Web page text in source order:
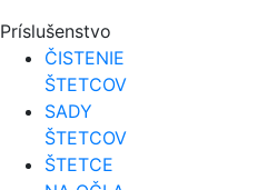
Príslušenstvo
ČISTENIE
ŠTETCOV
SADY
ŠTETCOV
ŠTETCE